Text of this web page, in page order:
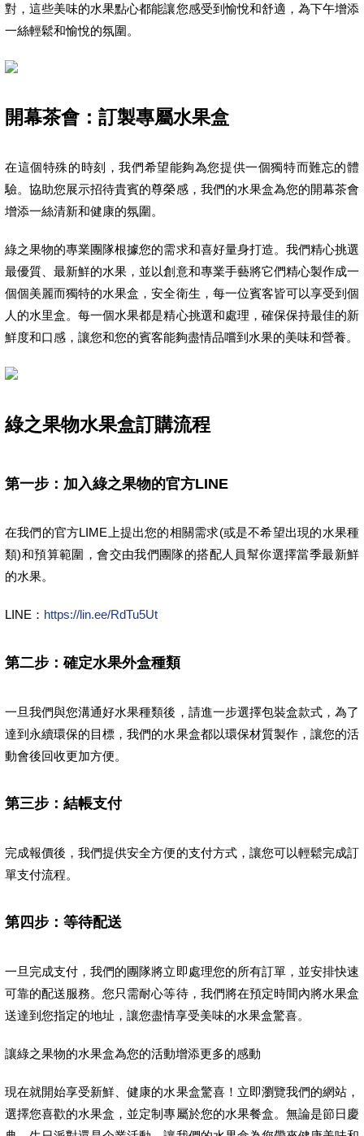
對，這些美味的水果點心都能讓您感受到愉悅和舒適，為下午增添
一絲輕鬆和愉悅的氛圍。
開幕茶會：訂製專屬水果盒
在這個特殊的時刻，我們希望能夠為您提供一個獨特而難忘的體
驗。協助您展示招待貴賓的尊榮感，我們的水果盒為您的開幕茶會
增添一絲清新和健康的氛圍。
綠之果物的專業團隊根據您的需求和喜好量身打造。我們精心挑選
最優質、最新鮮的水果，並以創意和專業手藝將它們精心製作成一
個個美麗而獨特的水果盒，安全衛生，每一位賓客皆可以享受到個
人的水里盒。每一個水果都是精心挑選和處理，確保保持最佳的新
鮮度和口感，讓您和您的賓客能夠盡情品嚐到水果的美味和營養。
綠之果物水果盒訂購流程
第一步：加入綠之果物的官方LINE
在我們的官方LIME上提出您的相關需求(或是不希望出現的水果種
類)和預算範圍，會交由我們團隊的搭配人員幫你選擇當季最新鮮
的水果。
LINE： https://lin.ee/RdTu5Ut
第二步：確定水果外盒種類
一旦我們與您溝通好水果種類後，請進一步選擇包裝盒款式，為了
達到永續環保的目標，我們的水果盒都以環保材質製作，讓您的活
動會後回收更加方便。
第三步：結帳支付
完成報價後，我們提供安全方便的支付方式，讓您可以輕鬆完成訂
單支付流程。
第四步：等待配送
一旦完成支付，我們的團隊將立即處理您的所有訂單，並安排快速
可靠的配送服務。您只需耐心等待，我們將在預定時間內將水果盒
送達到您指定的地址，讓您盡情享受美味的水果盒驚喜。
讓綠之果物的水果盒為您的活動增添更多的感動
現在就開始享受新鮮、健康的水果盒驚喜！立即瀏覽我們的網站，
選擇您喜歡的水果盒，並定制專屬於您的水果餐盒。無論是節日慶